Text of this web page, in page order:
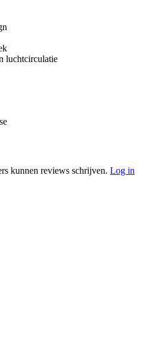
luchtcirculatie
kunnen reviews schrijven. Log in